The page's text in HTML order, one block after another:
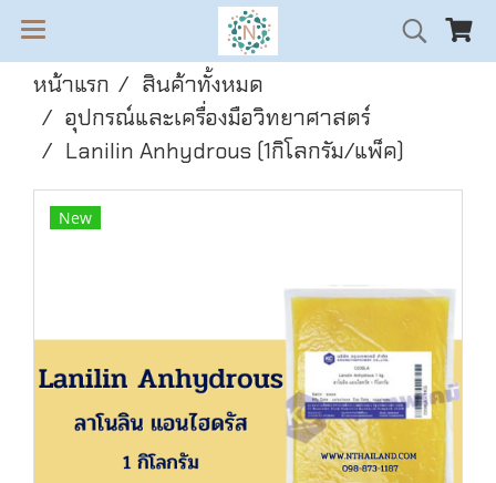
หน้าแรก
สินค้าทั้งหมด
อุปกรณ์และเครื่องมือวิทยาศาสตร์
Lanilin Anhydrous (1กิโลกรัม/แพ็ค)
New